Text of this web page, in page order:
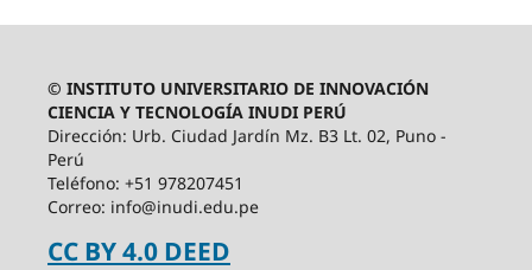
© INSTITUTO UNIVERSITARIO DE INNOVACIÓN
CIENCIA Y TECNOLOGÍA INUDI PERÚ
Dirección: Urb. Ciudad Jardín Mz. B3 Lt. 02, Puno -
Perú
Teléfono: +51 978207451
Correo: info@inudi.edu.pe
CC BY 4.0 DEED